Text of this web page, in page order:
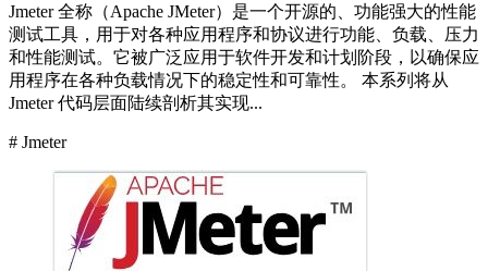
Jmeter 全称（Apache JMeter）是一个开源的、功能强大的性能
测试工具，用于对各种应用程序和协议进行功能、负载、压力
和性能测试。它被广泛应用于软件开发和计划阶段，以确保应
用程序在各种负载情况下的稳定性和可靠性。 本系列将从
Jmeter 代码层面陆续剖析其实现...
# Jmeter